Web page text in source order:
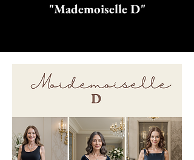
"Mademoiselle D"